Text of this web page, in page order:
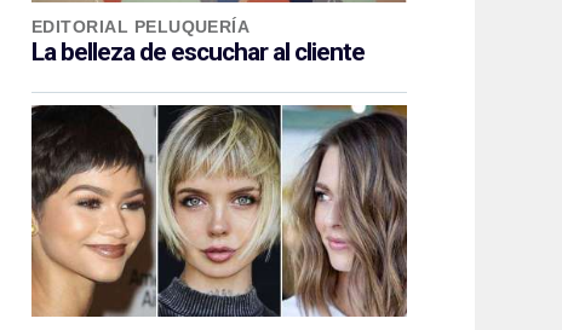
EDITORIAL PELUQUERÍA
La belleza de escuchar al cliente